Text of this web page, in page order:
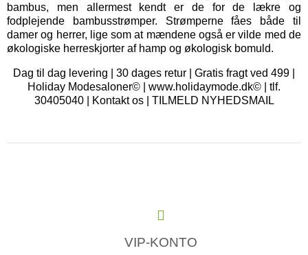
bambus, men allermest kendt er de for de lækre og
fodplejende bambusstrømper. Strømperne fåes både til
damer og herrer, lige som at mændene også er vilde med de
økologiske herreskjorter af hamp og økologisk bomuld.
Dag til dag levering | 30 dages retur | Gratis fragt ved 499 |
Holiday Modesaloner© | www.holidaymode.dk© | tlf.
30405040 |
Kontakt os| TILMELD NYHEDSMAIL
VIP-KONTO